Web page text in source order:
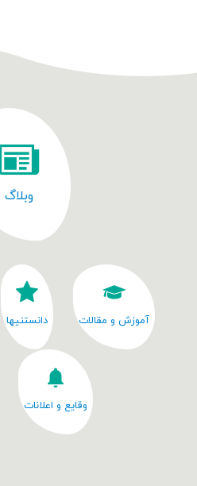
وبلاگ
آموزش و مقالات دانستنیها
وقایع و اعلانات